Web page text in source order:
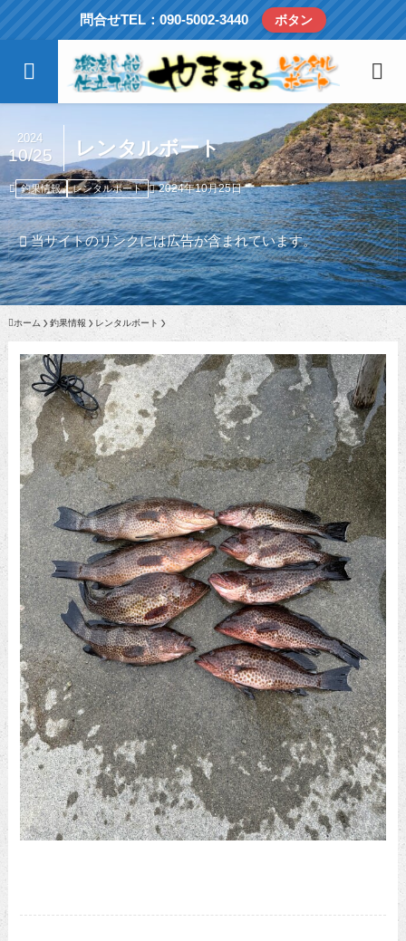
問合せTEL：090-5002-3440 ボタン
レンタルボート
2024
10/25
釣果情報 レンタルボート 2024年10月25日
当サイトのリンクには広告が含まれています。
ホーム 釣果情報 レンタルボート